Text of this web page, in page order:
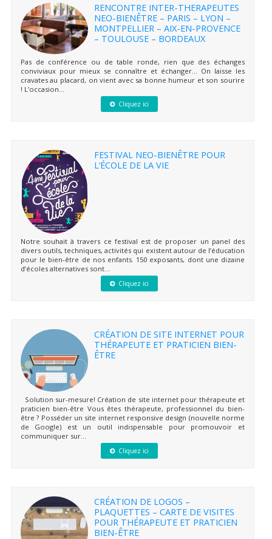
RENCONTRE INTER-THERAPEUTES
NEO-BIENÊTRE – PARIS – LYON –
MONTPELLIER – AIX-EN-PROVENCE
– TOULOUSE – BORDEAUX
Pas de conférence ou de table ronde, rien que des échanges
conviviaux pour mieux se connaître et échanger… On laisse les
cravates au placard, on vient avec sa bonne humeur et son sourire
! L’occasion...
Cliquez ici
FESTIVAL NEO-BIENÊTRE POUR
L’ÉCOLE DE LA VIE
Notre souhait à travers ce festival est de proposer un panel des
divers outils, techniques, activités qui existent autour de l’éducation
pour le bien-être de nos enfants. 150 exposants, dont une dizaine
d’écoles alternatives sont...
Cliquez ici
CRÉATION DE SITE INTERNET POUR
THÉRAPEUTE ET PRATICIEN BIEN-
ÊTRE
Solution sur-mesure! Création de site internet pour thérapeute et
praticien bien-être Vous êtes thérapeute, professionnel du bien-
être ? Posséder un site internet responsive design (nouvelle norme
de Google) est un outil indispensable pour promouvoir et
communiquer sur...
Cliquez ici
CRÉATION DE LOGOS –
PLAQUETTES – CARTE DE VISITES
POUR THÉRAPEUTE ET PRATICIEN
BIEN-ÊTRE